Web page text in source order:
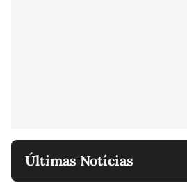
Últimas Notícias